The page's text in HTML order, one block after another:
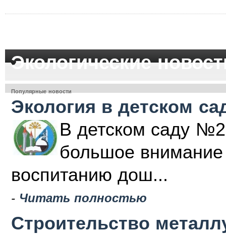
Экологические
Популярные новости
Экология в детском
В детском саду
большое внимание
воспитанию дош...
- Читать полностью
Строительство